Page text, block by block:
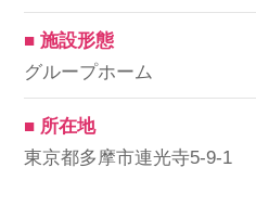
■ 施設形態
グループホーム
■ 所在地
東京都多摩市連光寺5-9-1